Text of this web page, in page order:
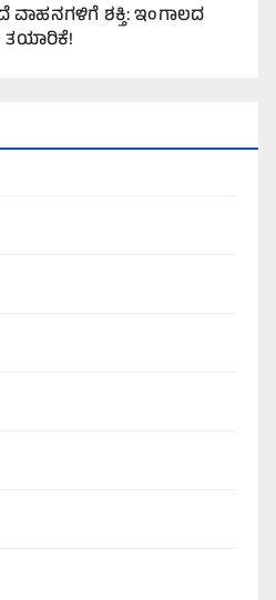
ವಾಹನಗಳಿಗೆ ಶಕ್ತಿ: ಇಂಗಾಲದ
ತಯಾರಿಕೆ!